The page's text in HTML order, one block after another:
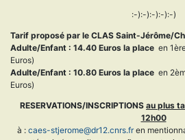
:-):-):-):-):-)
Tarif proposé par le CLAS Saint-Jérôme/
Adulte/Enfant : 14.40 Euros la place en
Euros)
Adulte/Enfant : 10.80 Euros la place en
Euros)
RESERVATIONS/INSCRIPTIONS au plus
12h00
à : caes-stjerome@dr12.cnrs.fren